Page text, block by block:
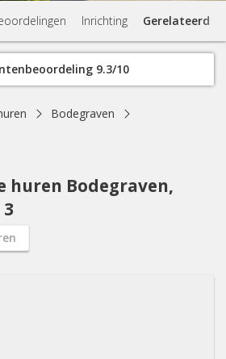
Inrichting Gerelateerd
9.3/10
beschikbaarheid
Bodegraven
Bodegraven,